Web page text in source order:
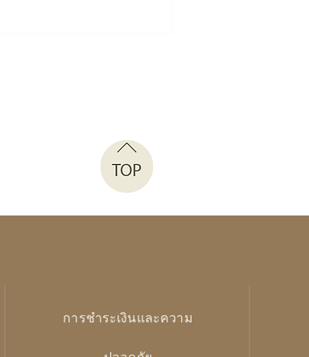
การชำระเงินและความ